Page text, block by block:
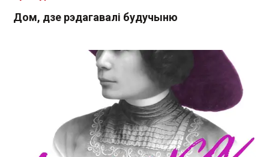
Дом, дзе рэдагавалі будучыню